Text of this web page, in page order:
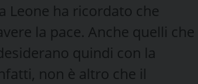
Leone ha ricordato che
la pace. Anche quelli che
quindi con la
non è altro che il